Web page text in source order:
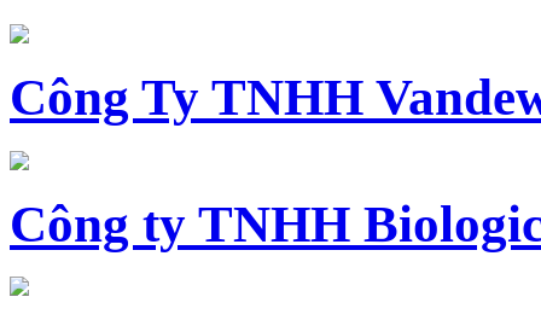
Công Ty TNHH
Công ty TNHH